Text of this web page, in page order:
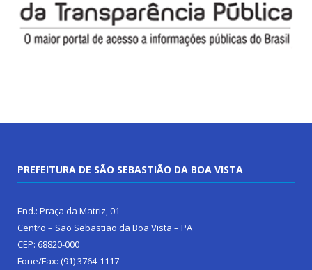
PREFEITURA DE SÃO SEBASTIÃO DA BOA VISTA
End.: Praça da Matriz, 01
Centro – São Sebastião da Boa Vista – PA
CEP: 68820-000
Fone/Fax: (91) 3764-1117